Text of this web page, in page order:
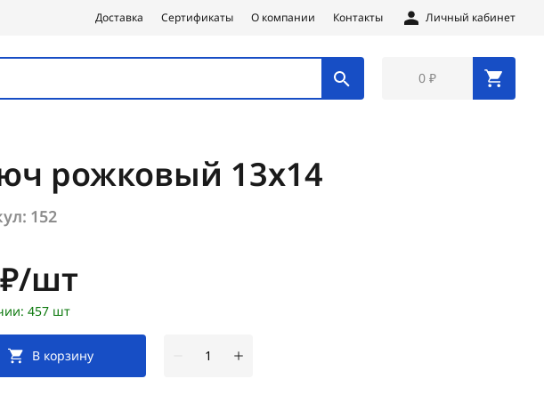
Доставка Сертификаты О компании Контакты Личный кабинет
0 ₽
рожковый 13х14
152
шт
457 шт
В корзину